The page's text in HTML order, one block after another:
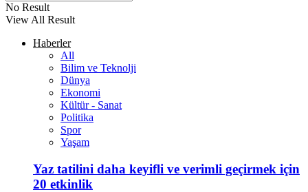
No Result
View All Result
Haberler
All
Bilim ve Teknolji
Dünya
Ekonomi
Kültür - Sanat
Politika
Spor
Yaşam
Yaz tatilini daha keyifli ve verimli geçirmek için
20 etkinlik